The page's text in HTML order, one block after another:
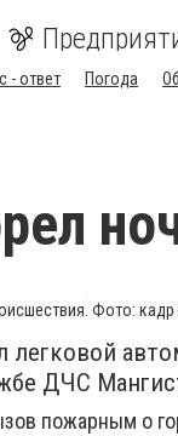
- ответ Погода
Фото: кадр
легковой
ДЧС
пожарным о